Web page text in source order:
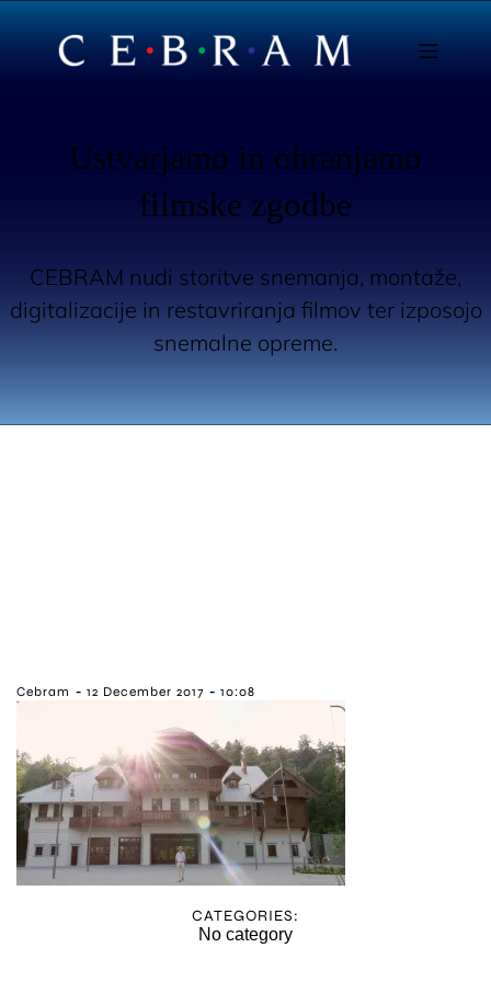
Ustvarjamo in ohranjamo
filmske zgodbe
CEBRAM nudi storitve snemanja, montaže,
digitalizacije in restavriranja filmov ter izposojo
snemalne opreme.
Cebram - 12 December 2017 - 10:08
CATEGORIES:
No category